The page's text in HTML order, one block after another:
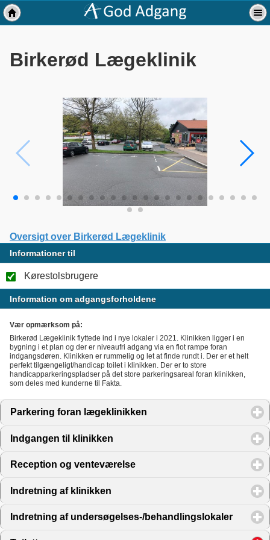
Birkerød Lægeklinik
Oversigt over Birkerød Lægeklinik
Informationer til
Kørestolsbrugere
Information om adgangsforholdene
Vær opmærksom på:
Birkerød Lægeklinik flyttede ind i nye lokaler i 2021. Klinikken ligger i en
bygning i et plan og der er niveaufri adgang via en flot rampe foran
indgangsdøren. Klinikken er rummelig og let at finde rundt i. Der er et helt
perfekt tilgængeligt/handicap toilet i klinikken. Der er to store
handicapparkeringspladser på det store parkeringsareal foran klinikken,
som deles med kunderne til Fakta.
Parkering foran lægeklinikken click to expand contents
Indgangen til klinikken
Reception og venteværelse
Indretning af klinikken
Indretning af undersøgelses-/behandlingslokaler click